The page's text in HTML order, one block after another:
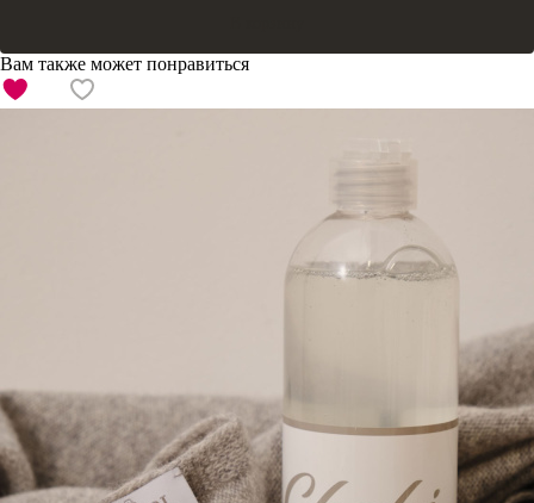
Вам также может понравиться